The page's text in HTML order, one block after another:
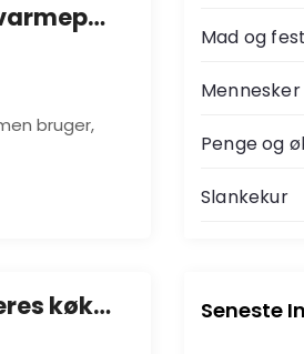
Skift til luft til vand varmepumpe og spar stort
bruger,
Danskerne elsker deres køkkenmaskiner
Mad og fest
Mennesker
Penge og
Slankekur
Seneste